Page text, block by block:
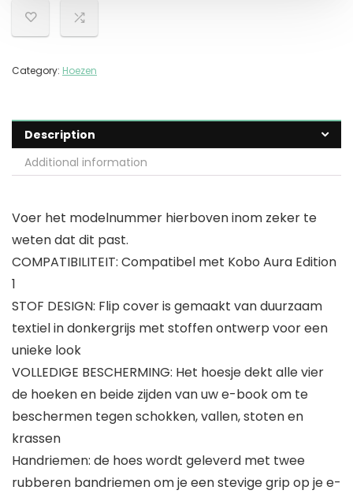
Category: Hoezen
Description
Additional information
Voer het modelnummer hierboven inom zeker te
weten dat dit past.
COMPATIBILITEIT: Compatibel met Kobo Aura Edition
1
STOF DESIGN: Flip cover is gemaakt van duurzaam
textiel in donkergrijs met stoffen ontwerp voor een
unieke look
VOLLEDIGE BESCHERMING: Het hoesje dekt alle vier
de hoeken en beide zijden van uw e-book om te
beschermen tegen schokken, vallen, stoten en
krassen
Handriemen: de hoes wordt geleverd met twee
rubberen bandriemen om je een stevige grip op je e-